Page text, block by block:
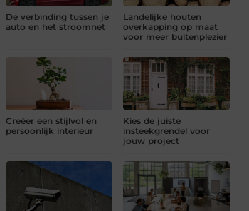
De verbinding tussen je
auto en het stroomnet
Landelijke houten
overkapping op maat
voor meer buitenplezier
Creëer een stijlvol en
persoonlijk interieur
Kies de juiste
insteekgrendel voor
jouw project